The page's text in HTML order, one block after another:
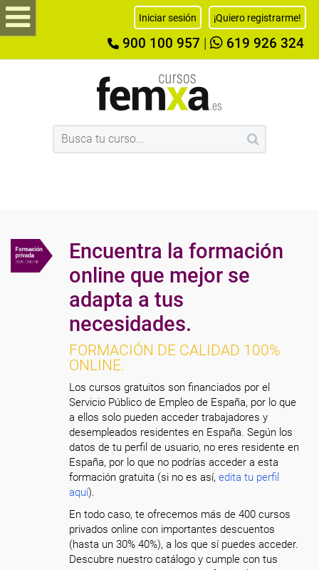
Iniciar sesión ¡Quiero registrarme!
900 100 957 619 926 324
Encuentra la formación
online que mejor se
adapta a tus
necesidades.
FORMACIÓN DE CALIDAD 100%
ONLINE.
Los cursos gratuitos son financiados por el
Servicio Público de Empleo de España, por lo que
a ellos solo pueden acceder trabajadores y
desempleados residentes en España. Según los
datos de tu perfil de usuario, no eres residente en
España, por lo que no podrías acceder a esta
formación gratuita (si no es así,edita tu perfil
aquí).
En todo caso, te ofrecemos más de 400 cursos
privados online con importantes descuentos
(hasta un 30% 40%), a los que sí puedes acceder.
Descubre nuestro catálogo y cumple con tus